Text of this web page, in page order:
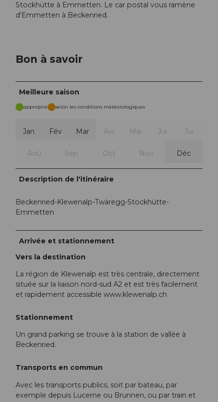
Stockhütte à Emmetten. Le car postal vous ramène
d'Emmetten à Beckenried.
Bon à savoir
Meilleure saison
approprié selon les conditions météorologiques
Jan Fév Mar Avr Mai Jui Jui
Aoû Sep Oct Nov Déc
Description de l'itinéraire
Beckenried-Klewenalp-Twäregg-Stockhütte-
Emmetten
Arrivée et stationnement
Vers la destination
La région de Klewenalp est très centrale, directement
située sur la liaison nord-sud A2 et est très facilement
et rapidement accessible www.klewenalp.ch
Stationnement
Un grand parking se trouve à la station de vallée à
Beckenried.
Transports en commun
Avec les transports publics, soit par bateau, par
exemple depuis Lucerne ou Brunnen, ou par train et